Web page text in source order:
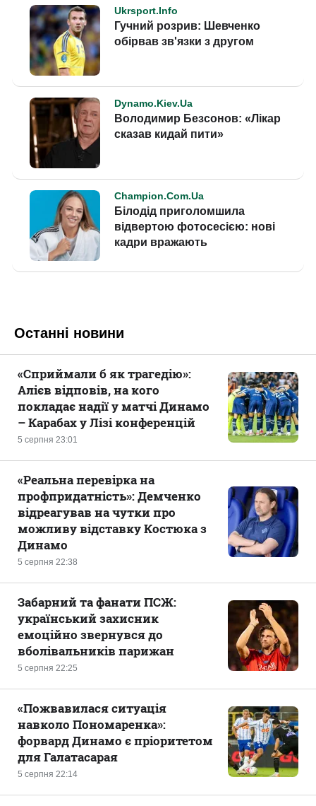
Останні новини
5 серпня 23:01
«Сприймали б як трагедію»:
Алієв відповів, на кого
покладає надії у матчі Динамо
– Карабах у Лізі конференцій
5 серпня 22:38
«Реальна перевірка на
профпридатність»: Демченко
відреагував на чутки про
можливу відставку Костюка з
Динамо
5 серпня 22:25
Забарний та фанати ПСЖ:
український захисник
емоційно звернувся до
вболівальників парижан
5 серпня 22:14
«Пожвавилася ситуація
навколо Пономаренка»:
форвард Динамо є пріоритетом
для Галатасарая